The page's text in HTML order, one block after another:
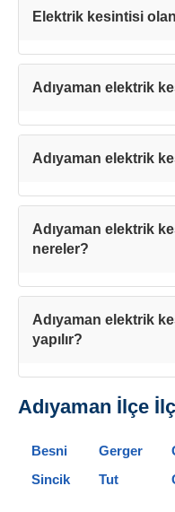
Elektrik kesintisi
Adıyaman elektrik
Adıyaman elektrik
Adıyaman elektrik
nereler?
Adıyaman elektrik
yapılır?
Adıyaman İlçe
Besni Gerger
Sincik
Tut
sürede